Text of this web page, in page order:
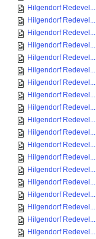
Hilgendorf Redevel...
Hilgendorf Redevel...
Hilgendorf Redevel...
Hilgendorf Redevel...
Hilgendorf Redevel...
Hilgendorf Redevel...
Hilgendorf Redevel...
Hilgendorf Redevel...
Hilgendorf Redevel...
Hilgendorf Redevel...
Hilgendorf Redevel...
Hilgendorf Redevel...
Hilgendorf Redevel...
Hilgendorf Redevel...
Hilgendorf Redevel...
Hilgendorf Redevel...
Hilgendorf Redevel...
Hilgendorf Redevel...
Hilgendorf Redevel...